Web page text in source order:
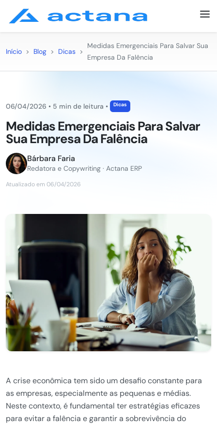
Início > Blog > Dicas >
Medidas Emergenciais Para Salvar Sua
Empresa Da Falência
06/04/2026 • 5 min de leitura • Dicas
Medidas Emergenciais Para Salvar
Sua Empresa Da Falência
Bárbara Faria
Redatora e Copywriting · Actana ERP
Atualizado em 06/04/2026
A crise econômica tem sido um desafio constante para
as empresas, especialmente as pequenas e médias.
Neste contexto, é fundamental ter estratégias eficazes
para evitar a falência e garantir a sobrevivência do